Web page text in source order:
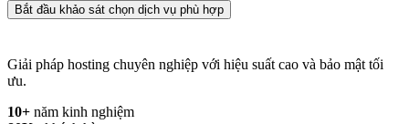
Bắt đầu khảo sát chọn dịch vụ phù hợp
Giải pháp hosting chuyên nghiệp với hiệu suất cao và bảo mật tối
ưu.
10+ năm kinh nghiệm